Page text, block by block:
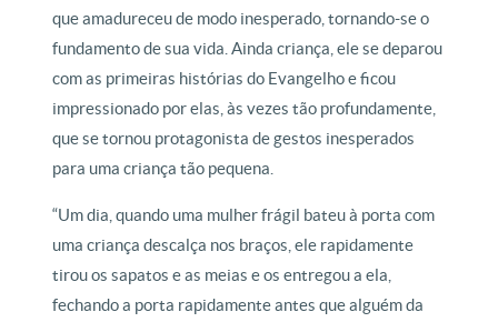
que amadureceu de modo inesperado, tornando-se o
fundamento de sua vida. Ainda criança, ele se deparou
com as primeiras histórias do Evangelho e ficou
impressionado por elas, às vezes tão profundamente,
que se tornou protagonista de gestos inesperados
para uma criança tão pequena.
“Um dia, quando uma mulher frágil bateu à porta com
uma criança descalça nos braços, ele rapidamente
tirou os sapatos e as meias e os entregou a ela,
fechando a porta rapidamente antes que alguém da